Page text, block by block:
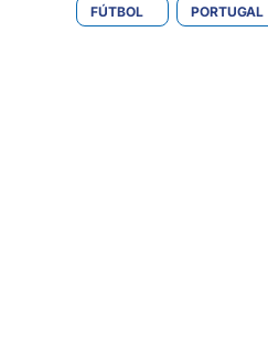
FÚTBOL PORTUGAL